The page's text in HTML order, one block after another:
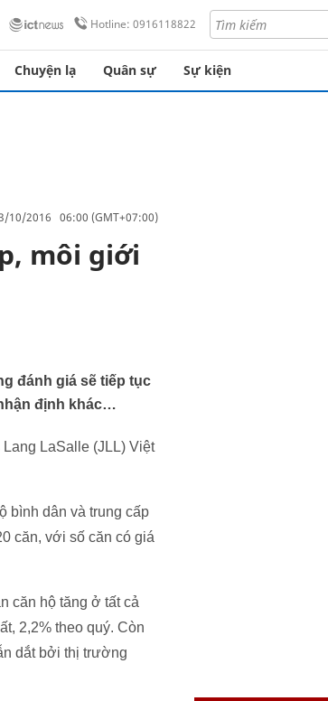
Hotline: 0916118822
Chuyện lạ Quân sự Sự kiện
10/2016 06:00 (GMT+07:00)
môi giới
đánh giá sẽ tiếp tục
định khác…
LaSalle (JLL) Việt
bình dân và trung cấp
căn, với số căn có giá
căn hộ tăng ở tất cả
2,2% theo quý. Còn
dắt bởi thị trường